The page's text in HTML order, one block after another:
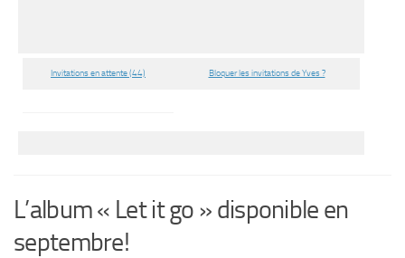
Invitations en attente (44) Bloquer les invitations de Yves ?
L’album « Let it go » disponible en
septembre!